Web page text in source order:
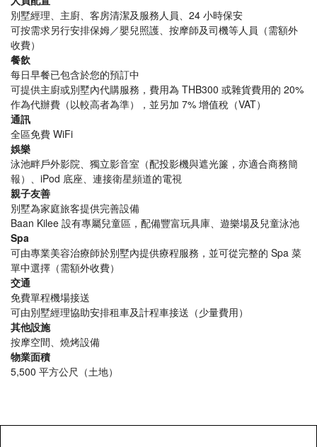
別墅經理、主廚、客房清潔及服務人員、24 小時保安
可按需求另行安排保姆／嬰兒照護、按摩師及司機等人員（需額外
收費）
餐飲
每日早餐已包含於您的預訂中
可提供主廚或別墅內代購服務，費用為 THB300 或雜貨費用的 20%
作為代辦費（以較高者為準），並另加 7% 增值稅（VAT）
通訊
全區免費 WiFi
娛樂
泳池畔戶外影院、獨立影音室（配投影機與遮光簾，亦適合商務簡
報）、iPod 底座、連接衛星頻道的電視
親子友善
別墅為家庭旅客提供完善設備
Baan Kilee 設有專屬兒童區，配備豐富玩具庫、遊樂場及兒童泳池
Spa
可由專業美容治療師於別墅內提供療程服務，並可從完整的 Spa 菜
單中選擇（需額外收費）
交通
免費單程機場接送
可由別墅經理協助安排租車及計程車接送（少量費用）
其他設施
按摩空間、燒烤設備
物業面積
5,500 平方公尺（土地）